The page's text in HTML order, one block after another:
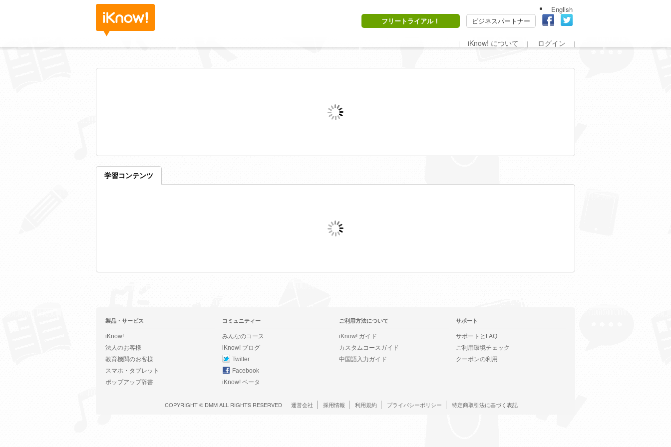
English
フリートライアル！
ビジネスパートナー
iKnow! について ログイン
学習コンテンツ
製品・サービス
iKnow!
法人のお客様
教育機関のお客様
スマホ・タブレット
ポップアップ辞書
コミュニティー
みんなのコース
iKnow! ブログ
Twitter
Facebook
iKnow! ベータ
ご利用方法について
iKnow! ガイド
カスタムコースガイド
中国語入力ガイド
サポート
サポートとFAQ
ご利用環境チェック
クーポンの利用
COPYRIGHT © DMMALL RIGHTS RESERVED 運営会社 採用情報 利用規約 プライバシーポリシー 特定商取引法に基づく表記